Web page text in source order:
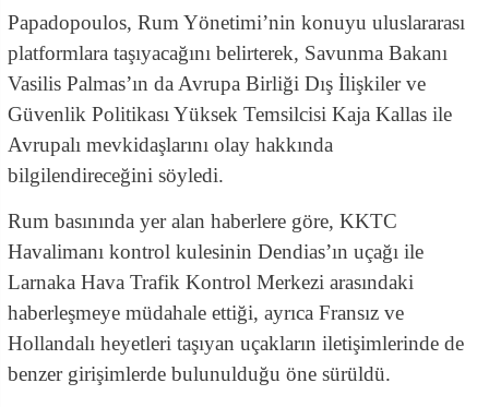
Papadopoulos, Rum Yönetimi’nin konuyu uluslararası
platformlara taşıyacağını belirterek, Savunma Bakanı
Vasilis Palmas’ın da Avrupa Birliği Dış İlişkiler ve
Güvenlik Politikası Yüksek Temsilcisi Kaja Kallas ile
Avrupalı mevkidaşlarını olay hakkında
bilgilendireceğini söyledi.
Rum basınında yer alan haberlere göre, KKTC
Havalimanı kontrol kulesinin Dendias’ın uçağı ile
Larnaka Hava Trafik Kontrol Merkezi arasındaki
haberleşmeye müdahale ettiği, ayrıca Fransız ve
Hollandalı heyetleri taşıyan uçakların iletişimlerinde de
benzer girişimlerde bulunulduğu öne sürüldü.